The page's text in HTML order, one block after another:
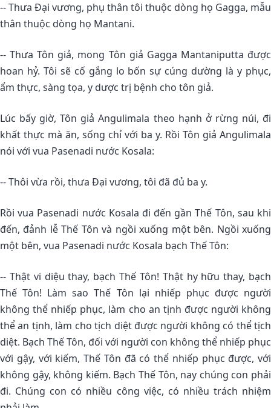
-- Thưa Ðại vương, phụ thân tôi thuộc dòng họ Gagga, mẫu
thân thuộc dòng họ Mantani.
-- Thưa Tôn giả, mong Tôn giả Gagga Mantaniputta được
hoan hỷ. Tôi sẽ cố gắng lo bốn sự cúng dường là y phục,
ẩm thực, sàng tọa, y dược trị bệnh cho tôn giả.
Lúc bấy giờ, Tôn giả Angulimala theo hạnh ở rừng núi, đi
khất thực mà ăn, sống chỉ với ba y. Rồi Tôn giả Angulimala
nói với vua Pasenadi nước Kosala:
-- Thôi vừa rồi, thưa Ðại vương, tôi đã đủ ba y.
Rồi vua Pasenadi nước Kosala đi đến gần Thế Tôn, sau khi
đến, đảnh lễ Thế Tôn và ngồi xuống một bên. Ngồi xuống
một bên, vua Pasenadi nước Kosala bạch Thế Tôn:
-- Thật vi diệu thay, bạch Thế Tôn! Thật hy hữu thay, bạch
Thế Tôn! Làm sao Thế Tôn lại nhiếp phục được người
không thể nhiếp phục, làm cho an tịnh được người không
thể an tịnh, làm cho tịch diệt được người không có thể tịch
diệt. Bạch Thế Tôn, đối với người con không thể nhiếp phục
với gậy, với kiếm, Thế Tôn đã có thể nhiếp phục được, với
không gậy, không kiếm. Bạch Thế Tôn, nay chúng con phải
đi. Chúng con có nhiều công việc, có nhiều trách nhiệm